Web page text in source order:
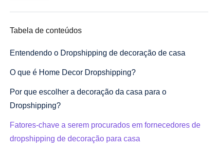
Tabela de conteúdos
Entendendo o Dropshipping de decoração de casa
O que é Home Decor Dropshipping?
Por que escolher a decoração da casa para o
Dropshipping?
Fatores-chave a serem procurados em fornecedores de
dropshipping de decoração para casa